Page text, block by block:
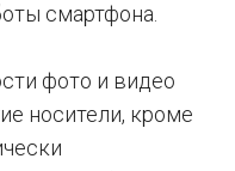
смартфона.
фото и видео
носители, кроме